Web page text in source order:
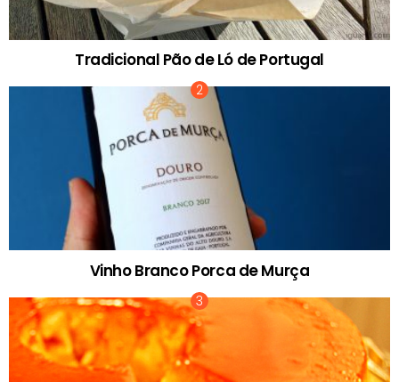
Tradicional Pão de Ló de Portugal
Vinho Branco Porca de Murça